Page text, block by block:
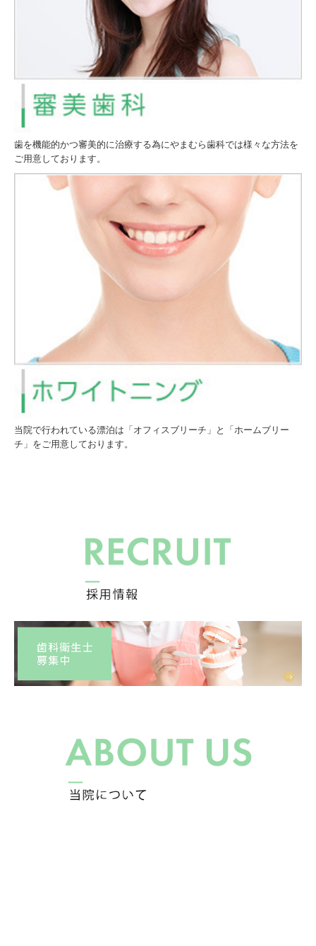
歯を機能的かつ審美的に治療する為にやまむら歯科では様々な方法を
ご用意しております。
当院で行われている漂泊は「オフィスブリーチ」と「ホームブリー
チ」をご用意しております。